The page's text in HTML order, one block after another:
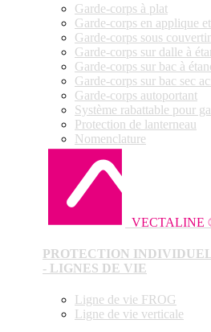
Garde-corps à plat
Garde-corps en applique
Garde-corps sous
Garde-corps sur dalle à
Garde-corps sur bac à
Garde-corps sur bac sec
Garde-corps autoportant
Système rabattable pour
Protection de lanterneau
Nomenclature
VECTALINE
PROTECTION
- LIGNES DE VIE
Ligne de vie FROG
Ligne de vie verticale